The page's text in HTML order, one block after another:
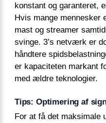
konstant og garanteret,
Hvis mange mennesker
mast og streamer
svinge. 3’s netværk er
håndtere
er kapaciteten markant
med ældre teknologier.
Tips: Optimering af
For at få det maksimale